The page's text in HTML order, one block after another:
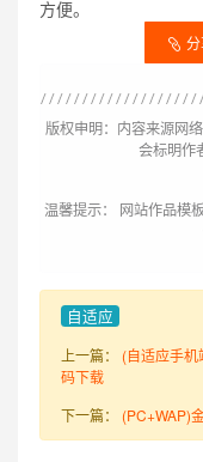
方便。
版权申明：内容来源网
会标明作
温馨提示： 网站作品模
自适应
上一篇： (自适应手
码下载
下一篇： (PC+WAP)